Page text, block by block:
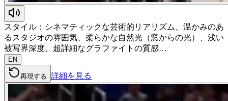
スタイル：シネマティックな芸術的リアリズム、温かみのあ
るスタジオの雰囲気、柔らかな自然光（窓からの光）、浅い
被写界深度、超詳細なグラファイトの質感…
EN
再現する 詳細を見る